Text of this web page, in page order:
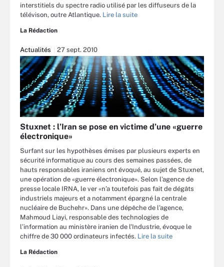
interstitiels du spectre radio utilisé par les diffuseurs de la
télévison, outre Atlantique. Lire la suite
La Rédaction
Actualités 27 sept. 2010
Stuxnet : l’Iran se pose en victime d’une «guerre
électronique»
Surfant sur les hypothèses émises par plusieurs experts en
sécurité informatique au cours des semaines passées, de
hauts responsables iraniens ont évoqué, au sujet de Stuxnet,
une opération de «guerre électronique». Selon l’agence de
presse locale IRNA, le ver «n’a toutefois pas fait de dégâts
industriels majeurs et a notamment épargné la centrale
nucléaire de Buchehr». Dans une dépêche de l’agence,
Mahmoud Liayi, responsable des technologies de
l’information au ministère iranien de l'Industrie, évoque le
chiffre de 30 000 ordinateurs infectés. Lire la suite
La Rédaction